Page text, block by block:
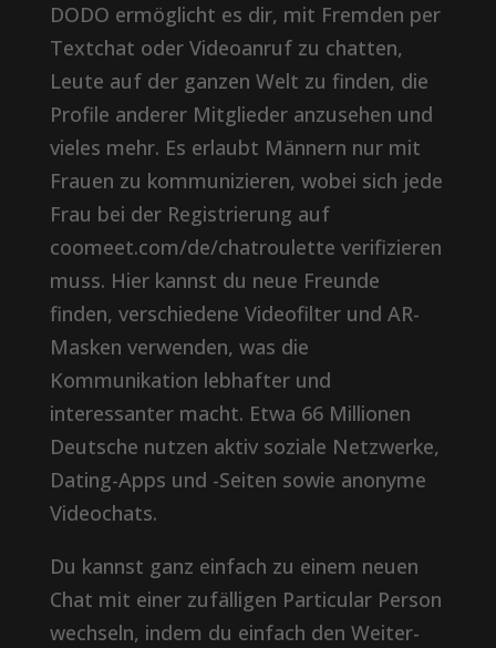
DODO ermöglicht es dir, mit Fremden per
Textchat oder Videoanruf zu chatten,
Leute auf der ganzen Welt zu finden, die
Profile anderer Mitglieder anzusehen und
vieles mehr. Es erlaubt Männern nur mit
Frauen zu kommunizieren, wobei sich jede
Frau bei der Registrierung auf
coomeet.com/de/chatroulette verifizieren
muss. Hier kannst du neue Freunde
finden, verschiedene Videofilter und AR-
Masken verwenden, was die
Kommunikation lebhafter und
interessanter macht. Etwa 66 Millionen
Deutsche nutzen aktiv soziale Netzwerke,
Dating-Apps und -Seiten sowie anonyme
Videochats.
Du kannst ganz einfach zu einem neuen
Chat mit einer zufälligen Particular Person
wechseln, indem du einfach den Weiter-